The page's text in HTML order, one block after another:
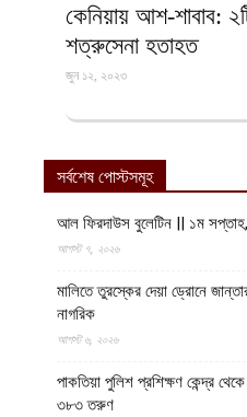
কেনিয়ায় আশ-শাবাব:
শত্রুসেনা হতাহত
জুন ১২, ২০২৩
সর্বশেষ পোস্টসমূহ
আল ফিরদাউস বুলেটিন || ১ম
আগস্ট ৭, ২০২৬
মালিতে তুরস্কের দেয়া ড্রোনে
নাগরিক
আগস্ট ৬, ২০২৬
পাকতিয়া পুলিশ প্রশিক্ষণ কেন্দ্র
৩৮৩ তরুণ